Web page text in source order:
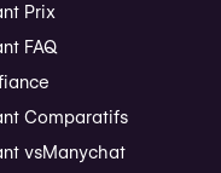
Prix
FAQ
Comparatifs
vsManychat